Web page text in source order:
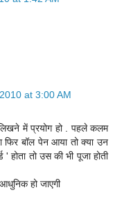
at 3:00 AM
में प्रयोग हो . पहले कलम
बॉल पेन आया तो क्या उन
होता तो उस की भी पूजा होती
हो जाएगी